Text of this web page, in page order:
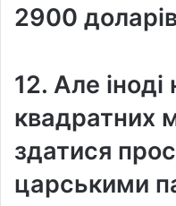
2900
12. Але іноді
квадратних
здатися
царськими